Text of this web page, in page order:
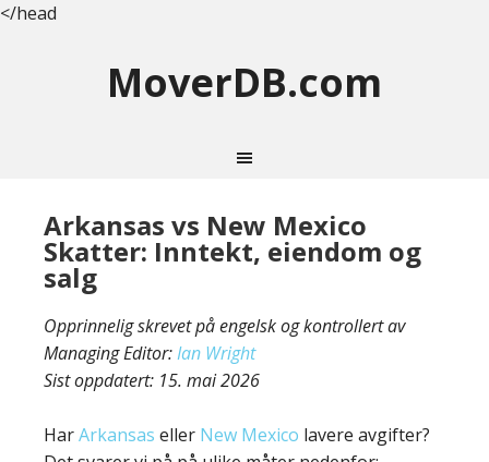
</head
MoverDB.com
Arkansas vs New Mexico
Skatter: Inntekt, eiendom og
salg
Opprinnelig skrevet på engelsk og kontrollert av
Managing Editor:Ian Wright
Sist oppdatert: 15. mai 2026
HarArkansas eller New Mexico lavere avgifter?